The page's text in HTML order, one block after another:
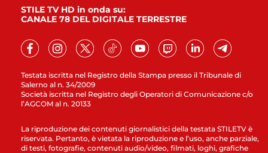
Testata iscritta nel Registro della Stampa presso il Tribunale di
Salerno al n. 34/2009
Società iscritta nel Registro degli Operatori di Comunicazione c/o
l’AGCOM al n. 20133
STILE TV HD in onda su:
CANALE 78 DEL DIGITALE TERRESTRE
La riproduzione dei contenuti giornalistici della testata STILETV è
riservata. Pertanto, è vietata la riproduzione e l’uso, anche parziale,
di testi, fotografie, contenuti audio/video, filmati, loghi, grafiche